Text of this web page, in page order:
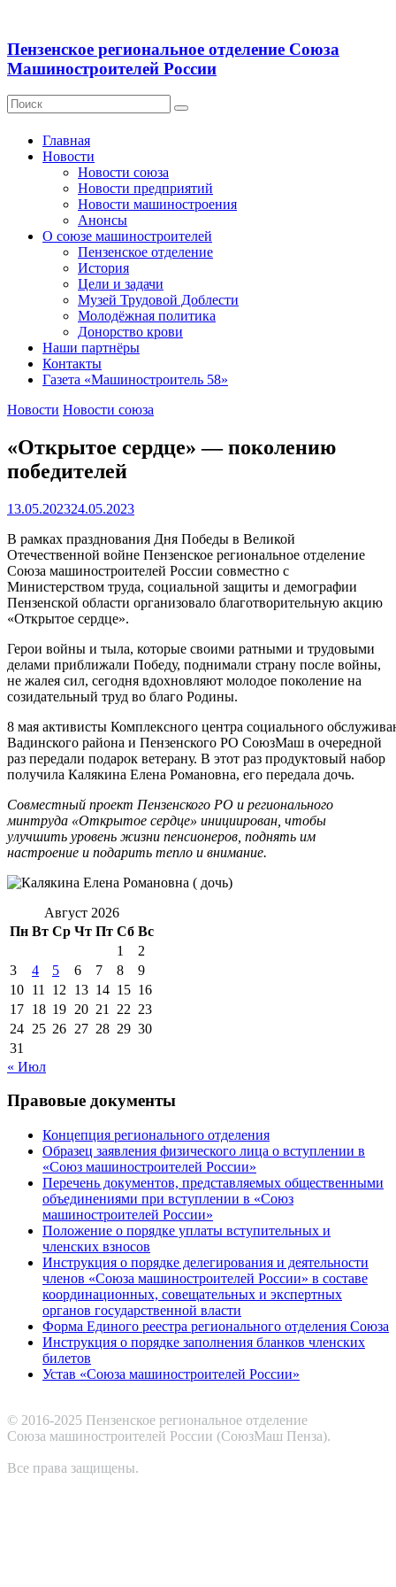
Пензенское региональное отделение Союза
Машиностроителей России
Главная
Новости
Новости союза
Новости предприятий
Новости машиностроения
Анонсы
О союзе машиностроителей
Пензенское отделение
История
Цели и задачи
Музей Трудовой Доблести
Молодёжная политика
Донорство крови
Наши партнёры
Контакты
Газета «Машиностроитель 58»
Новости Новости союза
«Открытое сердце» — поколению
победителей
13.05.202324.05.2023
В рамках празднования Дня Победы в Великой
Отечественной войне Пензенское региональное отделение
Союза машиностроителей России совместно с
Министерством труда, социальной защиты и демографии
Пензенской области организовало благотворительную акцию
«Открытое сердце».
Герои войны и тыла, которые своими ратными и трудовыми
делами приближали Победу, поднимали страну после войны,
не жалея сил, сегодня вдохновляют молодое поколение на
созидательный труд во благо Родины.
8 мая активисты Комплексного центра социального
Вадинского района и Пензенского РО СоюзМаш в очередной
раз передали подарок ветерану. В этот раз продуктовый набор
получила Калякина Елена Романовна, его передала дочь.
Совместный проект Пензенского РО и регионального
минтруда «Открытое сердце» инициирован, чтобы
улучшить уровень жизни пенсионеров, поднять им
настроение и подарить тепло и внимание.
Август 2026
Пн Вт Ср Чт Пт Сб Вс
1
2
3
4 5 6 7 8
9
10 11 12 13 14 15 16
17 18 19 20 21 22 23
24 25 26 27 28 29 30
31
« Июл
Правовые документы
Концепция регионального отделения
Образец заявления физического лица о вступлении в
«Союз машиностроителей России»
Перечень документов, представляемых общественными
объединениями при вступлении в «Союз
машиностроителей России»
Положение о порядке уплаты вступительных и
членских взносов
Инструкция о порядке делегирования и деятельности
членов «Союза машиностроителей России» в составе
координационных, совещательных и экспертных
органов государственной власти
Форма Единого реестра регионального отделения Союза
Инструкция о порядке заполнения бланков членских
билетов
Устав «Союза машиностроителей России»
© 2016-2025 Пензенское региональное отделение
Cоюза машиностроителей России (СоюзМаш Пенза).
Все права защищены.